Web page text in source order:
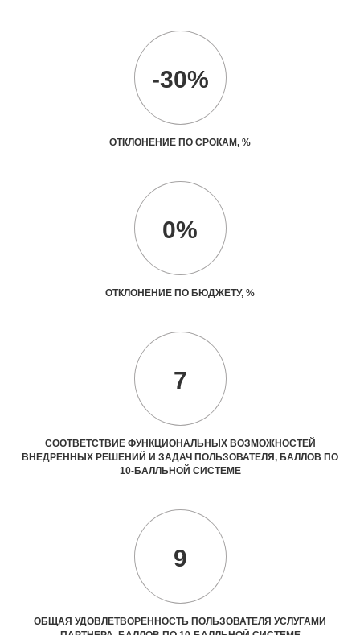
-30%
ОТКЛОНЕНИЕ ПО СРОКАМ, %
0%
ОТКЛОНЕНИЕ ПО БЮДЖЕТУ, %
7
СООТВЕТСТВИЕ ФУНКЦИОНАЛЬНЫХ ВОЗМОЖНОСТЕЙ
ВНЕДРЕННЫХ РЕШЕНИЙ И ЗАДАЧ ПОЛЬЗОВАТЕЛЯ, БАЛЛОВ ПО
10-БАЛЛЬНОЙ СИСТЕМЕ
9
ОБЩАЯ УДОВЛЕТВОРЕННОСТЬ ПОЛЬЗОВАТЕЛЯ УСЛУГАМИ